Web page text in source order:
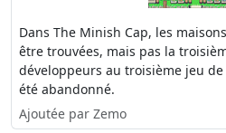
Dans The Minish Cap, les
être trouvées, mais pas la
développeurs au troisième jeu
été abandonné.
Ajoutée par Zemo